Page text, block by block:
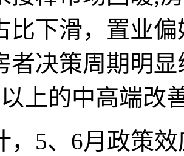
比下滑，置业
者决策周期明
上的中高端改
，5、6月政策